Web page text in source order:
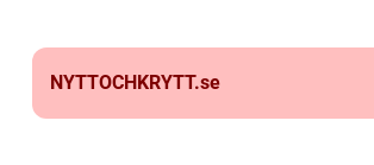
NYTTOCHKRYTT.se